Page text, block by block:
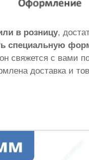
в розницу,
специальную
свяжется с вами
доставка и